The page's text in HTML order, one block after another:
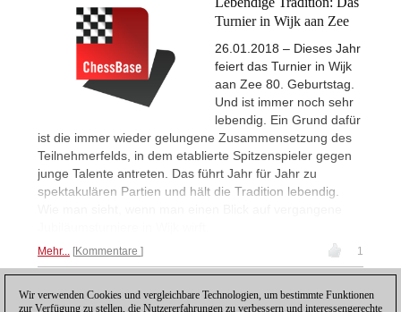
Turnier in Wijk aan Zee
26.01.2018 – Dieses Jahr
feiert das Turnier in Wijk
aan Zee 80. Geburtstag.
Und ist immer noch sehr
lebendig. Ein Grund dafür
ist die immer wieder gelungene Zusammensetzung des
Teilnehmerfelds, in dem etablierte Spitzenspieler gegen
junge Talente antreten. Das führt Jahr für Jahr zu
spektakulären Partien und hält die Tradition lebendig.
Mehr... Kommentare 1
1
Wir verwenden Cookies und vergleichbare Technologien, um bestimmte Funktionen
zur Verfügung zu stellen, die Nutzererfahrungen zu verbessern und interessengerechte